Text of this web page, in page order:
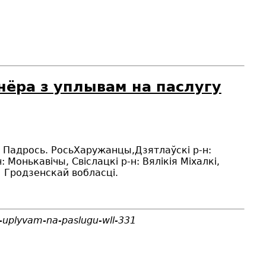
з уплывам на паслугу
Падрось. РосьХаружанцы,Дзятлаўскі р-н:
Свіслацкі р-н: Вялікія Міхалкі,
вобласці.
na-paslugu-wll-331